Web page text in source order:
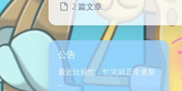
2 篇文章
公告
最近比较忙，忙完就正常更新
~